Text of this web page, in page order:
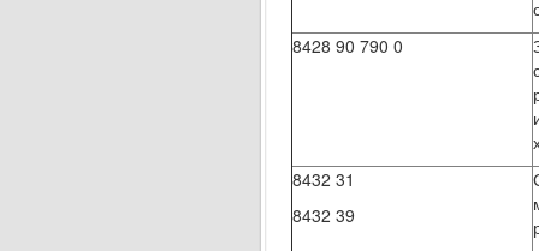
8428 90 790 0
8432 31
8432 39